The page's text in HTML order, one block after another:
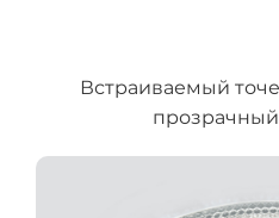
Встраиваемый
прозрачный